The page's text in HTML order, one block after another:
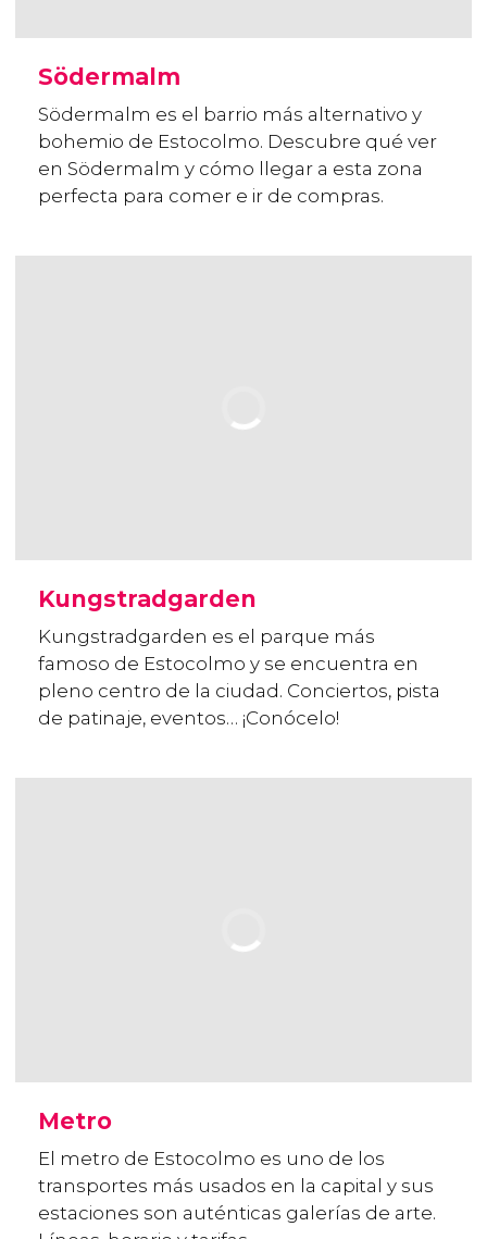
Södermalm
Södermalm es el barrio más alternativo y
bohemio de Estocolmo. Descubre qué ver
en Södermalm y cómo llegar a esta zona
perfecta para comer e ir de compras.
Kungstradgarden
Kungstradgarden es el parque más
famoso de Estocolmo y se encuentra en
pleno centro de la ciudad. Conciertos, pista
de patinaje, eventos… ¡Conócelo!
Metro
El metro de Estocolmo es uno de los
transportes más usados en la capital y sus
estaciones son auténticas galerías de arte.